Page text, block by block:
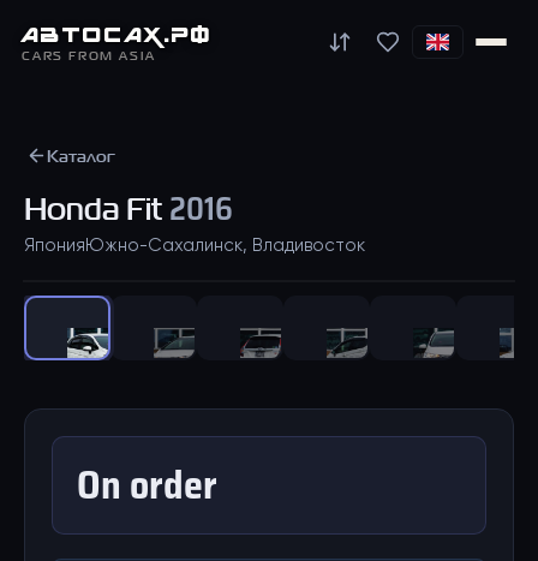
АВТОСАХ.РФ
CARS FROM ASIA
Каталог
HondaFit2016
Япония Южно-Сахалинск, Владивосток
On order